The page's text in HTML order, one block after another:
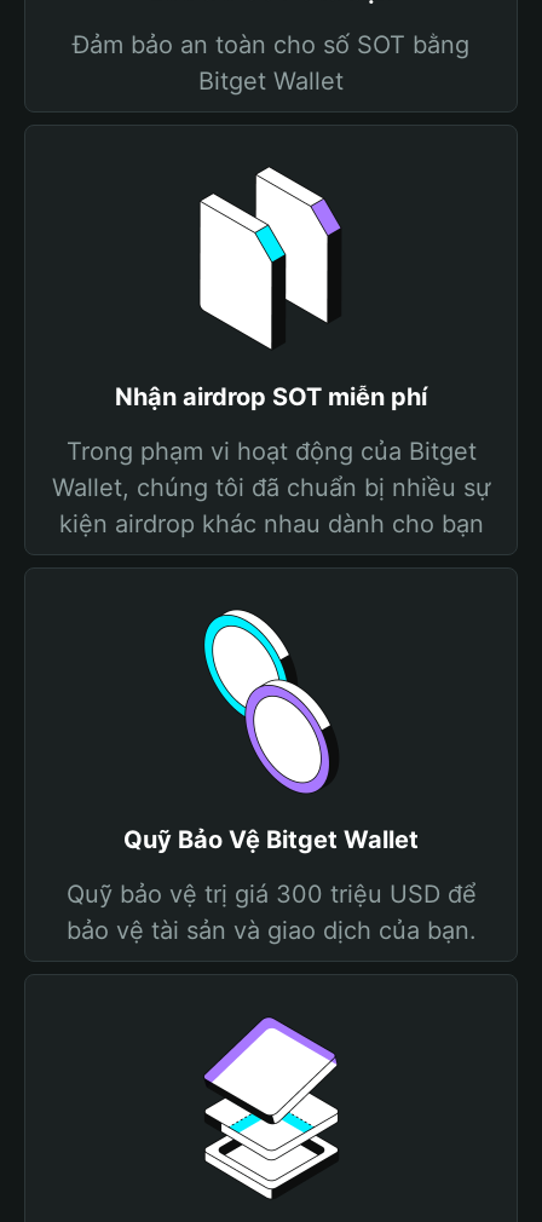
Đảm bảo an toàn cho số SOT bằng
Bitget Wallet
Nhận airdrop SOT miễn phí
Trong phạm vi hoạt động của Bitget
Wallet, chúng tôi đã chuẩn bị nhiều sự
kiện airdrop khác nhau dành cho bạn
Quỹ Bảo Vệ Bitget Wallet
Quỹ bảo vệ trị giá 300 triệu USD để
bảo vệ tài sản và giao dịch của bạn.